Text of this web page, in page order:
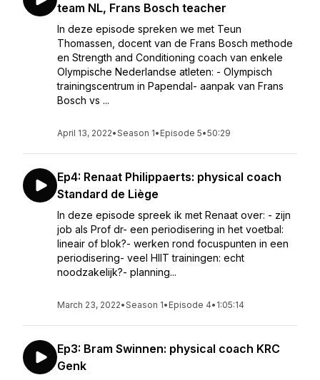
team NL, Frans Bosch teacher
In deze episode spreken we met Teun
Thomassen, docent van de Frans Bosch methode
en Strength and Conditioning coach van enkele
Olympische Nederlandse atleten: - Olympisch
trainingscentrum in Papendal- aanpak van Frans
Bosch vs ...
April 13, 2022•Season 1• Episode 5•50:29
Ep4: Renaat Philippaerts: physical coach
Standard de Liège
In deze episode spreek ik met Renaat over: - zijn
job als Prof dr- een periodisering in het voetbal:
lineair of blok?- werken rond focuspunten in een
periodisering- veel HIIT trainingen: echt
noodzakelijk?- planning...
March 23, 2022•Season 1• Episode 4• 1:05:14
Ep3: Bram Swinnen: physical coach KRC
Genk